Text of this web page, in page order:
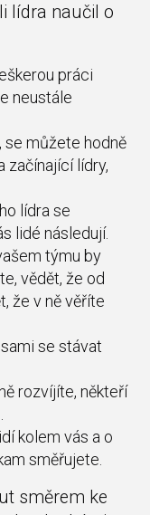
lídra naučil o
práci
neustále
se můžete hodně
začínající lídry,
lídra se
lidé následují.
týmu by
vědět, že od
že v ně věříte
se stávat
rozvíjíte, někteří
kolem vás a o
směřujete.
směrem ke